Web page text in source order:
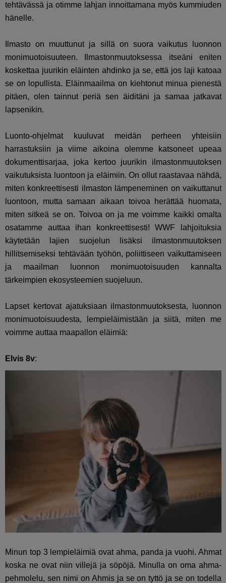
tehtävässä ja otimme lahjan innoittamana myös kummiuden
hänelle.
Ilmasto on muuttunut ja sillä on suora vaikutus luonnon
monimuotoisuuteen. Ilmastonmuutoksessa itseäni eniten
koskettaa juurikin eläinten ahdinko ja se, että jos laji katoaa
se on lopullista. Eläinmaailma on kiehtonut minua pienestä
pitäen, olen tainnut periä sen äiditäni ja samaa jatkavat
lapsenikin.
Luonto-ohjelmat kuuluvat meidän perheen yhteisiin
harrastuksiin ja viime aikoina olemme katsoneet upeaa
dokumenttisarjaa, joka kertoo juurikin ilmastonmuutoksen
vaikutuksista luontoon ja eläimiin. On ollut raastavaa nähdä,
miten konkreettisesti ilmaston lämpeneminen on vaikuttanut
luontoon, mutta samaan aikaan toivoa herättää huomata,
miten sitkeä se on. Toivoa on ja me voimme kaikki omalta
osatamme auttaa ihan konkreettisesti! WWF lahjoituksia
käytetään lajien suojelun lisäksi ilmastonmuutoksen
hillitsemiseksi tehtävään työhön, poliittiseen vaikuttamiseen
ja maailman luonnon monimuotoisuuden kannalta
tärkeimpien ekosysteemien suojeluun.
Lapset kertovat ajatuksiaan ilmastonmuutoksesta, luonnon
monimuotoisuudesta, lempieläimistään ja siitä, miten me
voimme auttaa maapallon eläimiä:
Elvis 8v:
Minun top 3 lempieläimiä ovat ahma, panda ja vuohi. Ahmat
koska ne ovat niin villejä ja söpöjä. Minulla on oma ahma-
pehmolelu, sen nimi on Ahmis ja se on tyttö ja se on todella